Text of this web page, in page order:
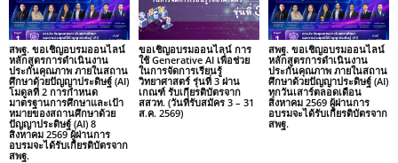
สพฐ. ขอเชิญอบรมออนไลน์
หลักสูตรการดำเนินงาน
ประกันคุณภาพ ภายในสถาน
ศึกษาด้วยปัญญาประดิษฐ์ (AI)
โมดูลที่ 2 การกำหนด
มาตรฐานการศึกษาและเป้า
หมายของสถานศึกษาด้วย
ปัญญาประดิษฐ์ (AI) 8
สิงหาคม 2569 ผู้ผ่านการ
อบรมจะได้รับเกียรติบัตรจาก
สพฐ.
ขอเชิญอบรมออนไลน์ การ
ใช้ Generative AI เพื่อช่วย
ในการจัดการเรียนรู้
วิทยาศาสตร์ รุ่นที่ 3 ผ่าน
เกณฑ์ รับเกียรติบัตรจาก
สสวท. (วันที่รับสมัคร 3 – 31
ส.ค. 2569)
สพฐ. ขอเชิญอบรมออนไลน์
หลักสูตรการดำเนินงาน
ประกันคุณภาพ ภายในสถาน
ศึกษาด้วยปัญญาประดิษฐ์ (AI)
ทุกวันเสาร์ตลอดเดือน
สิงหาคม 2569 ผู้ผ่านการ
อบรมจะได้รับเกียรติบัตรจาก
สพฐ.